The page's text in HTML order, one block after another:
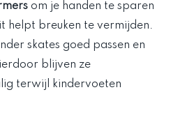
om je handen te sparen
helpt breuken te vermijden.
skates goed passen en
blijven ze
terwijl kindervoeten